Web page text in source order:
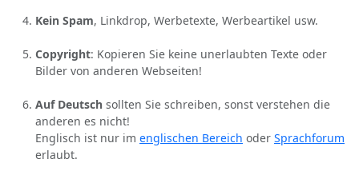
Kein Spam, Linkdrop, Werbetexte, Werbeartikel usw.
Copyright: Kopieren Sie keine unerlaubten Texte oder
Bilder von anderen Webseiten!
Auf Deutsch sollten Sie schreiben, sonst verstehen die
anderen es nicht!
Englisch ist nur im englischen Bereich oder Sprachforum
erlaubt.